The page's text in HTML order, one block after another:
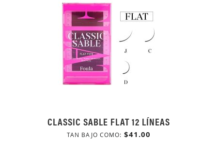
CLASSIC SABLE FLAT 12 LÍNEAS
TAN BAJO COMO $41.00